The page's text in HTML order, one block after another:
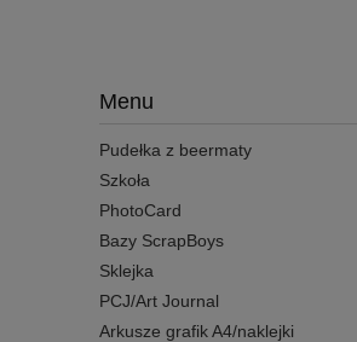
Menu
Pudełka z beermaty
Szkoła
PhotoCard
Bazy ScrapBoys
Sklejka
PCJ/Art Journal
Arkusze grafik A4/naklejki